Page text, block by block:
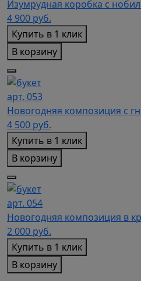
Изумрудная коробка с
4 900 руб.
Купить в 1 клик
В корзину
арт. 053
Новогодняя композиция с
4 500 руб.
Купить в 1 клик
В корзину
арт. 054
Новогодняя композиция в
2 000 руб.
Купить в 1 клик
В корзину